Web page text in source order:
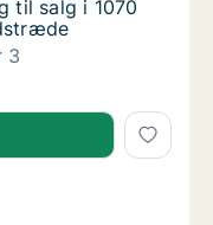
til salg i 1070
til salg i 1070
3
til salg i 1070
til salg på 2100
på 2100 København